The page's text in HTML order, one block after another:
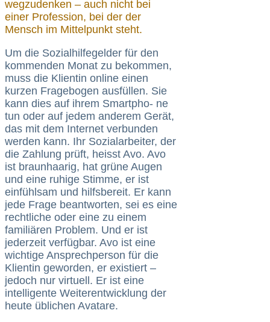
wegzudenken – auch nicht bei
einer Profession, bei der der
Mensch im Mittelpunkt steht.
Um die Sozialhilfegelder für den
kommenden Monat zu bekommen,
muss die Klientin online einen
kurzen Fragebogen ausfüllen. Sie
kann dies auf ihrem Smartpho- ne
tun oder auf jedem anderem Gerät,
das mit dem Internet verbunden
werden kann. Ihr Sozialarbeiter, der
die Zahlung prüft, heisst Avo. Avo
ist braunhaarig, hat grüne Augen
und eine ruhige Stimme, er ist
einfühlsam und hilfsbereit. Er kann
jede Frage beantworten, sei es eine
rechtliche oder eine zu einem
familiären Problem. Und er ist
jederzeit verfügbar. Avo ist eine
wichtige Ansprechperson für die
Klientin geworden, er existiert –
jedoch nur virtuell. Er ist eine
intelligente Weiterentwicklung der
heute üblichen Avatare.